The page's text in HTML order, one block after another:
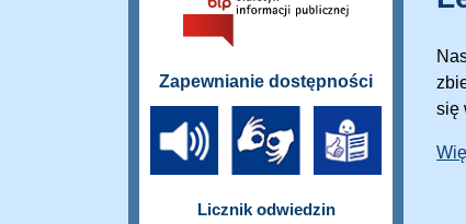
się
Zapewnianie dostępności
Licznik odwiedzin